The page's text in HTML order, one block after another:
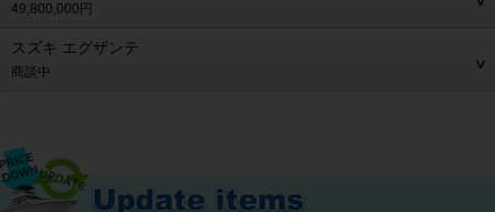
49,800,000円
スズキ エグザンテ
商談中